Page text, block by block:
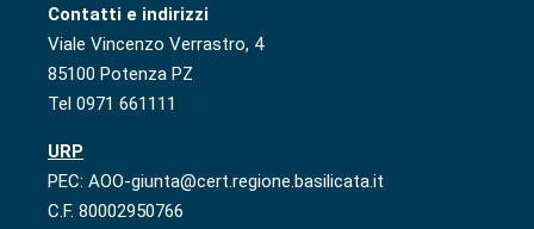
Contatti e indirizzi
Viale Vincenzo Verrastro, 4
85100 Potenza PZ
Tel 0971 661111
URP
PEC: AOO-giunta@cert.regione.basilicata.it
C.F. 80002950766